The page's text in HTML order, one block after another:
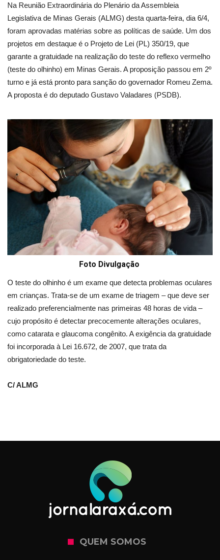
Na Reunião Extraordinária do Plenário da Assembleia
Legislativa de Minas Gerais (ALMG) desta quarta-feira, dia 6/4,
foram aprovadas matérias sobre as políticas de saúde. Um dos
projetos em destaque é o Projeto de Lei (PL) 350/19, que
garante a gratuidade na realização do teste do reflexo vermelho
(teste do olhinho) em Minas Gerais. A proposição passou em 2º
turno e já está pronto para sanção do governador Romeu Zema.
A proposta é do deputado Gustavo Valadares (PSDB).
Foto Divulgação
O teste do olhinho é um exame que detecta problemas oculares
em crianças. Trata-se de um exame de triagem – que deve ser
realizado preferencialmente nas primeiras 48 horas de vida –
cujo propósito é detectar precocemente alterações oculares,
como catarata e glaucoma congênito. A exigência da gratuidade
foi incorporada à Lei 16.672, de 2007, que trata da
obrigatoriedade do teste.
C/ ALMG
QUEM SOMOS